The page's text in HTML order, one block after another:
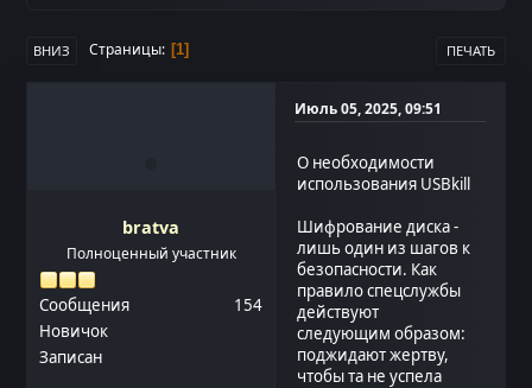
ПЕЧАТЬ
ВНИЗ Страницы 1
bratva
Полноценный участник
Сообщения
154
Новичок
Записан
Июль 05, 2025, 09:51
О необходимости
использования USBkill
Шифрование диска -
лишь один из шагов к
безопасности. Как
правило спецслужбы
действуют
следующим образом:
поджидают жертву,
чтобы та не успела